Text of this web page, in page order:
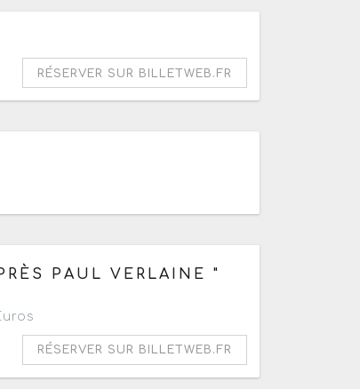
RÉSERVER SUR BILLETWEB.FR
PAUL VERLAINE "
RÉSERVER SUR BILLETWEB.FR